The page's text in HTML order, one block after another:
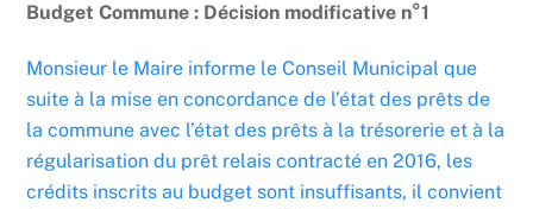
Budget Commune : Décision modificative n°1
Monsieur le Maire informe le Conseil Municipal que
suite à la mise en concordance de l’état des prêts de
la commune avec l’état des prêts à la trésorerie et à la
régularisation du prêt relais contracté en 2016, les
crédits inscrits au budget sont insuffisants, il convient